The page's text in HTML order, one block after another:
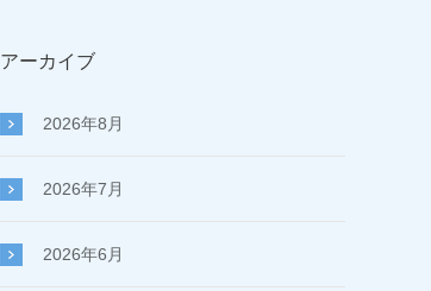
アーカイブ
2026年8月
2026年7月
2026年6月